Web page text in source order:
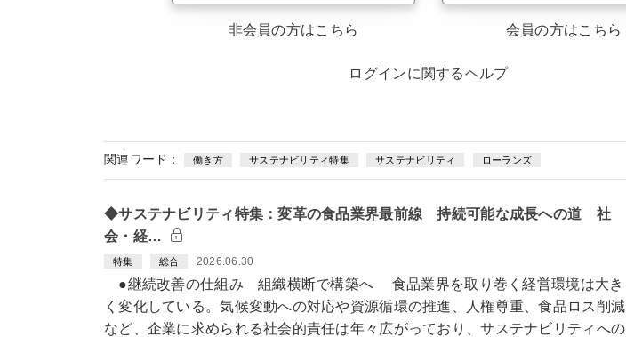
非会員の方はこちら 会員の方はこちら
ログインに関するヘルプ
関連ワード： 働き方 サステナビリティ特集 サステナビリティ ローランズ
◆サステナビリティ特集：変革の食品業界最前線 持続可能な成長への道 社
会・経…
特集 総合 2026.06.30
●継続改善の仕組み 組織横断で構築へ 食品業界を取り巻く経営環境は大き
く変化している。気候変動への対応や資源循環の推進、人権尊重、食品ロス削減
など、企業に求められる社会的責任は年々広がっており、サステナビリティへの